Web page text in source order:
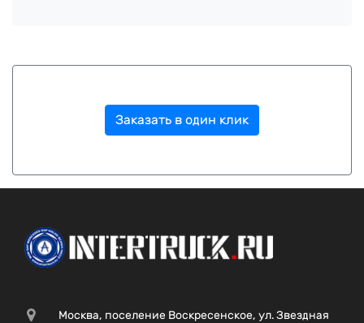
Заказать в один клик
Москва, поселение Воскресенское, ул. Звездная